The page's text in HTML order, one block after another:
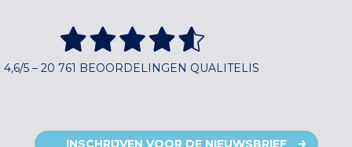
4,6/5 – 20 761 BEOORDELINGEN QUALITELIS
INSCHRIJVEN VOOR DE NIEUWSBRIEF